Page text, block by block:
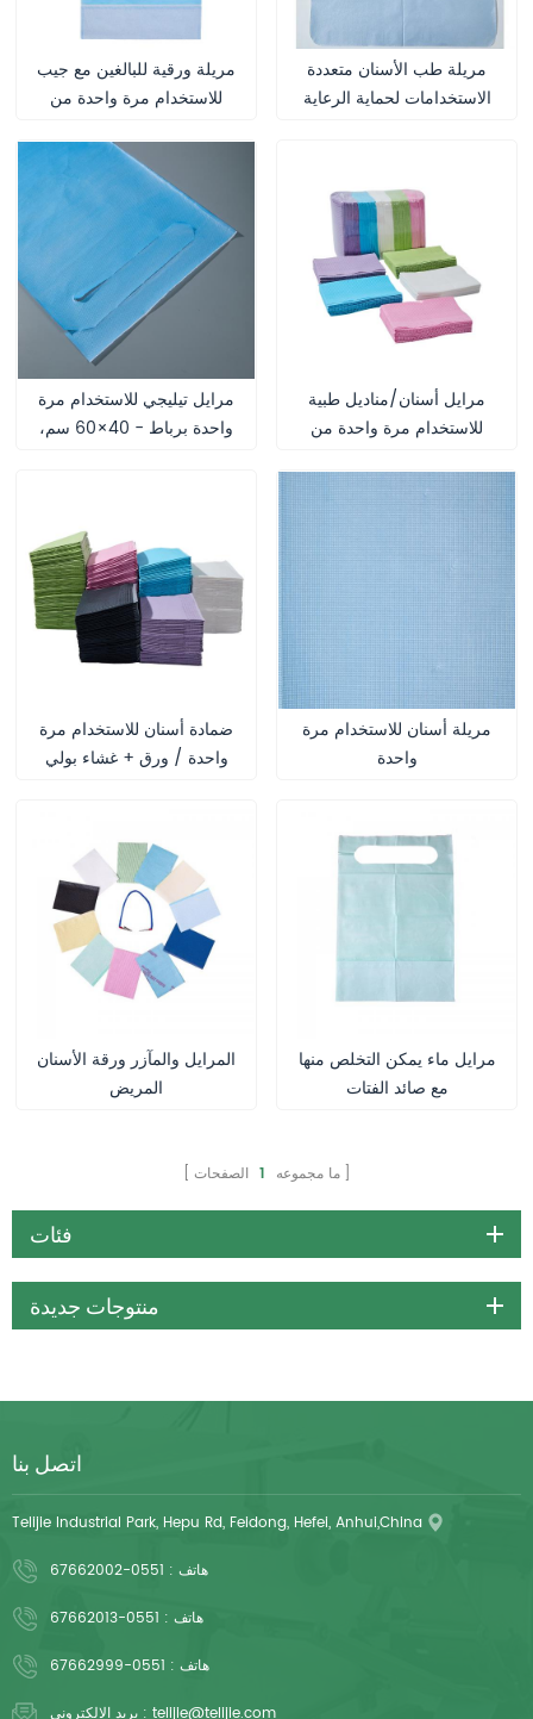
مريلة ورقية للبالغين مع جيب
للاستخدام مرة واحدة من
لمريلة طب الأسنان
مريلة طب الأسنان متعددة
الاستخدامات لحماية الرعاية
مرايل تيليجي للاستخدام مرة
واحدة برباط - 40×60 سم،
مرايل أسنان/مناديل طبية
للاستخدام مرة واحدة من
من الورق + طبقة واحدة من
غشاء البولي إيثيلين
ضمادة أسنان للاستخدام مرة
واحدة / ورق + غشاء بولي
مريلة أسنان للاستخدام مرة
واحدة
المرايل والمآزر ورقة الأسنان
المريض
مرايل ماء يمكن التخلص منها
مع صائد الفتات
ما مجموعه 1 الصفحات
فئات
منتوجات جديدة
اتصل بنا
Telijie Industrial Park, Hepu Rd, Feidong, Hefei, Anhui,China
هاتف : 0551-67662002
هاتف : 0551-67662013
هاتف : 0551-67662999
بريد الالكتروني : telijie@telijie.com